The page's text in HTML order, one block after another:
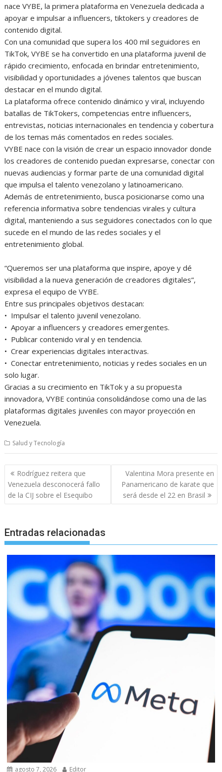
nace VYBE, la primera plataforma en Venezuela dedicada a
apoyar e impulsar a influencers, tiktokers y creadores de
contenido digital.
Con una comunidad que supera los 400 mil seguidores en
TikTok, VYBE se ha convertido en una plataforma juvenil de
rápido crecimiento, enfocada en brindar entretenimiento,
visibilidad y oportunidades a jóvenes talentos que buscan
destacar en el mundo digital.
La plataforma ofrece contenido dinámico y viral, incluyendo
batallas de TikTokers, competencias entre influencers,
entrevistas, noticias internacionales en tendencia y cobertura
de los temas más comentados en redes sociales.
VYBE nace con la visión de crear un espacio innovador donde
los creadores de contenido puedan expresarse, conectar con
nuevas audiencias y formar parte de una comunidad digital
que impulsa el talento venezolano y latinoamericano.
Además de entretenimiento, busca posicionarse como una
referencia informativa sobre tendencias virales y cultura
digital, manteniendo a sus seguidores conectados con lo que
sucede en el mundo de las redes sociales y el
entretenimiento global.
“Queremos ser una plataforma que inspire, apoye y dé
visibilidad a la nueva generación de creadores digitales”,
expresa el equipo de VYBE.
Entre sus principales objetivos destacan:
•⁠ ⁠Impulsar el talento juvenil venezolano.
•⁠ ⁠Apoyar a influencers y creadores emergentes.
•⁠ ⁠Publicar contenido viral y en tendencia.
•⁠ ⁠Crear experiencias digitales interactivas.
•⁠ ⁠Conectar entretenimiento, noticias y redes sociales en un
solo lugar.
Gracias a su crecimiento en TikTok y a su propuesta
innovadora, VYBE continúa consolidándose como una de las
plataformas digitales juveniles con mayor proyección en
Venezuela.
Salud y Tecnología
Navegación
de
entradas
Rodríguez reitera que
Venezuela desconocerá fallo
de la CIJ sobre el Esequibo
Valentina Mora presente en
Panamericano de karate que
será desde el 22 en Brasil
Entradas relacionadas
agosto 7, 2026 Editor